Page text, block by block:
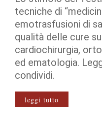
tecniche di
emotrasfusioni di
qualità delle cure
cardiochirurgia,
ed ematologia.
condividi.
leggi tutto